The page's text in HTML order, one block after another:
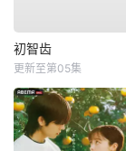
初智齿
更新至第05集